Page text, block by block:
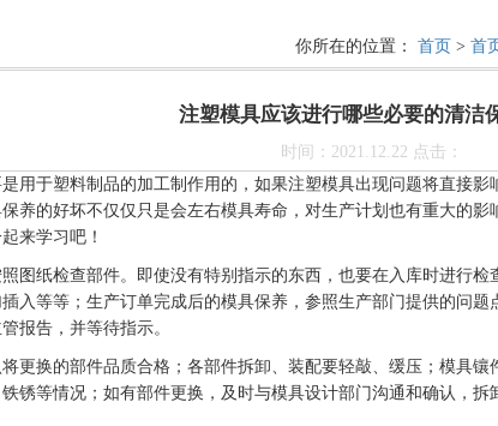
你所在的位置： 首页 > 首
注塑模具应该进行哪些必要的清洁
时间：2021.12.22 点击：
用于塑料制品的加工制作用的，如果注塑模具出现问题将直接
养的好坏不仅仅只是会左右模具寿命，对生产计划也有重大的
来学习吧！
图纸检查部件。即使没有特别指示的东西，也要在入库时进行
入等等；生产订单完成后的模具保养，参照生产部门提供的问
报告，并等待指示。
更换的部件品质合格；各部件拆卸、装配要轻敲、缓压；模具
锈等情况；如有部件更换，及时与模具设计部门沟通和确认，